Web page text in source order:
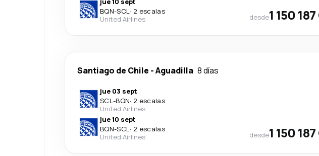
BQN-SCL· 2 escalas
United Airlines
desde1 150
Santiago de Chile -Aguadilla 8 días
jue 03 sept
SCL-BQN· 2 escalas
United Airlines
jue 10 sept
BQN-SCL· 2 escalas
United Airlines
desde1 150